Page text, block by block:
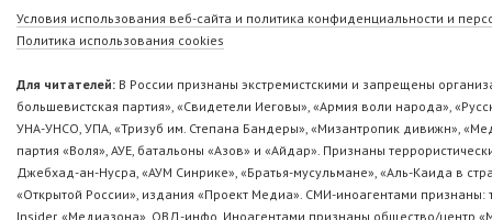
Условия использования веб-сайта и политика конфиденциальности и
Политика использования cookies
Для читателей: В России признаны экстремистскими и запрещены
большевистская партия», «Свидетели Иеговы», «Армия воли народа»,
УНА-УНСО, УПА, «Тризуб им. Степана Бандеры», «Мизантропик дивижн»,
партия «Воля», АУЕ, батальоны «Азов» и «Айдар». Признаны
Джебхад-ан-Нусра, «АУМ Синрике», «Братья-мусульмане», «Аль-Каида в
«Открытой России», издания «Проект Медиа». СМИ-иноагентами
Insider, «Медиазона», ОВД-инфо. Иноагентами признаны общество/центр